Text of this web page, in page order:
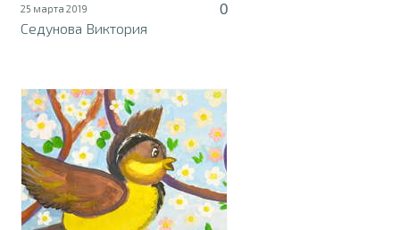
25 марта 2019
0
Седунова Виктория